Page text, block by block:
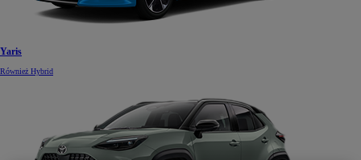
Yaris
Również Hybrid